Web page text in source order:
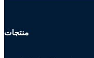
منتجات